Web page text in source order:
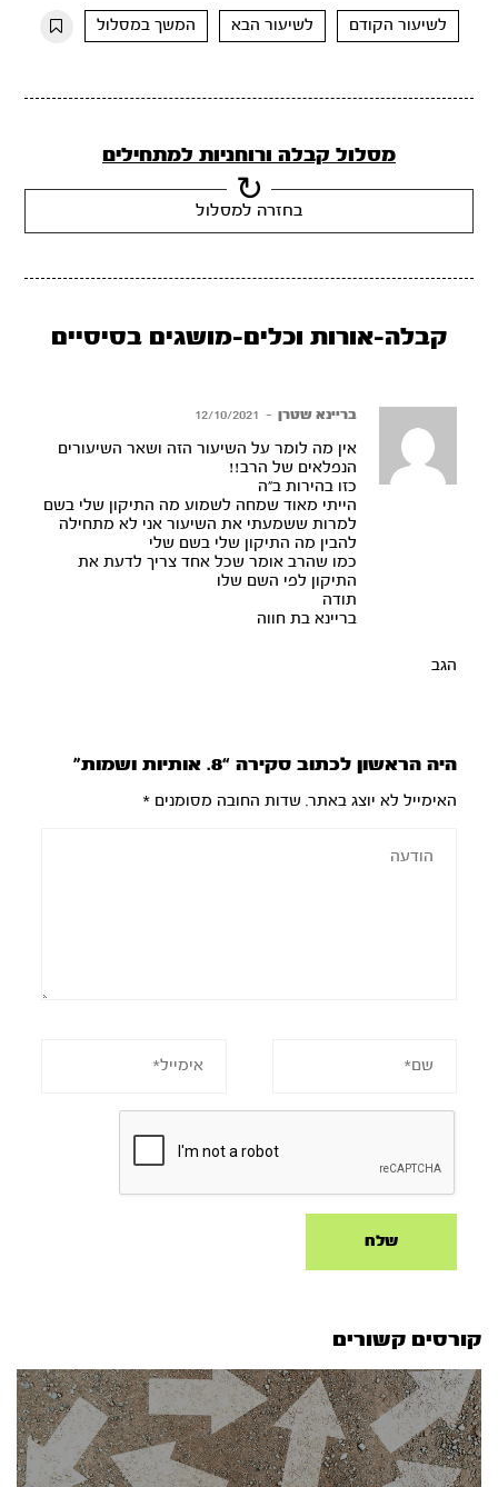
10s
10s
לשיעור הקודם
לשיעור הבא המשך במסלול
מסלול קבלה ורוחניות למתחילים
בחזרה למסלול
קבלה-אורות וכלים-מושגים בסיסיים
בריינא שטרן –
12/10/2021
אין מה לומר על השיעור הזה ושאר השיעורים
הנפלאים של הרב!!
כזו בהירות ב”ה
הייתי מאוד שמחה לשמוע מה התיקון שלי בשם
למרות ששמעתי את השיעור אני לא מתחילה
להבין מה התיקון שלי בשם שלי
כמו שהרב אומר שכל אחד צריך לדעת את
התיקון לפי השם שלו
תודה
בריינא בת חווה
הגב
היה הראשון לכתוב סקירה “8. אותיות ושמות”
האימייל לא יוצג באתר. שדות החובה מסומנים*
קורסים קשורים